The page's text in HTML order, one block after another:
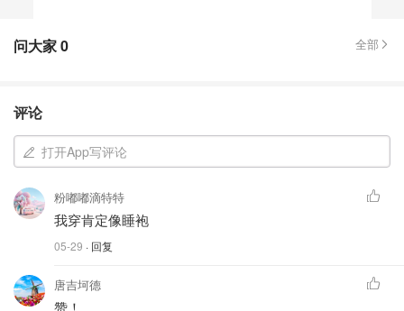
问大家0 全部
评论
打开App写评论
粉嘟嘟滴特特
我穿肯定像睡袍
05-29 · 回复
唐吉坷德
赞！